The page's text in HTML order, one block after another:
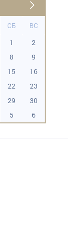
СБ
ВС
1
2
8
9
15
16
22
23
29
30
5 6